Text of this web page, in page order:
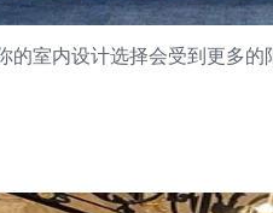
室内设计选择会受到更多